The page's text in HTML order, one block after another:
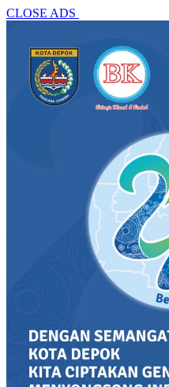
CLOSE ADS